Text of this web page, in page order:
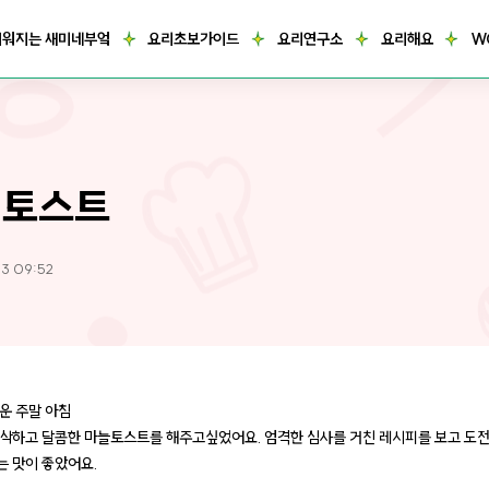
지는 새미네부엌 요리초보가이드 요리연구소 요리해요
스트
09:52
주말 아침
하고 달콤한 마늘토스트를 해주고싶었어요. 엄격한 심사를 거친 레시피를 보고 도
맛이 좋았어요.